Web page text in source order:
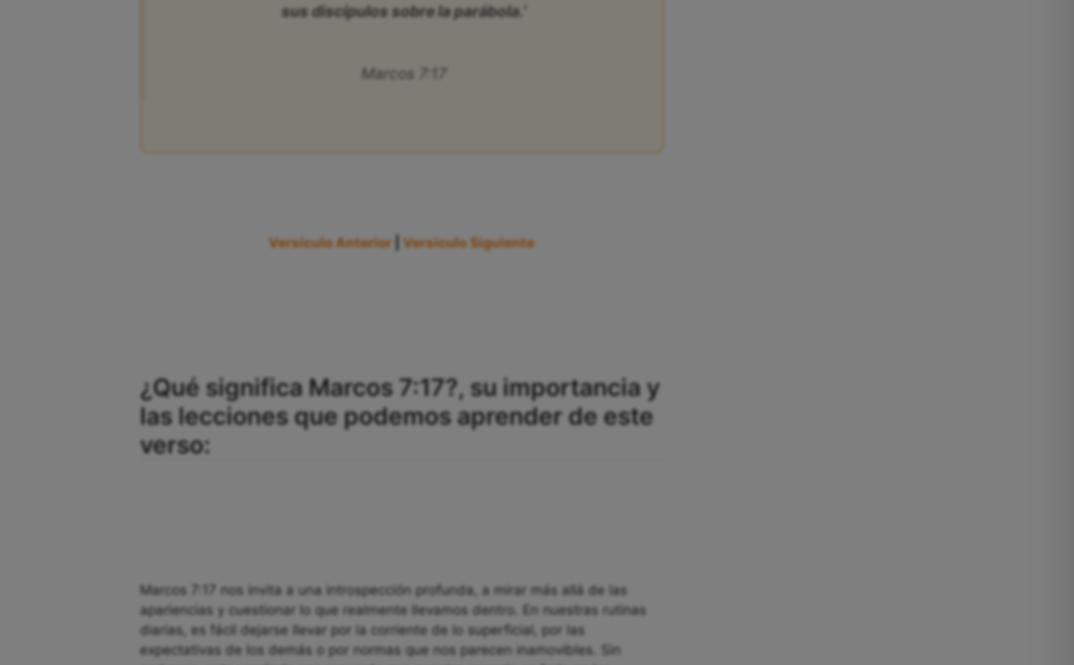
sus discípulos sobre la parábola.’
Marcos 7:17
Versículo Anterior |Versículo Siguiente
¿Qué significa Marcos 7:17?, su importancia y
las lecciones que podemos aprender de este
verso:
Marcos 7:17 nos invita a una introspección profunda, a mirar más allá de las
apariencias y cuestionar lo que realmente llevamos dentro. En nuestras rutinas
diarias, es fácil dejarse llevar por la corriente de lo superficial, por las
expectativas de los demás o por normas que nos parecen inamovibles. Sin